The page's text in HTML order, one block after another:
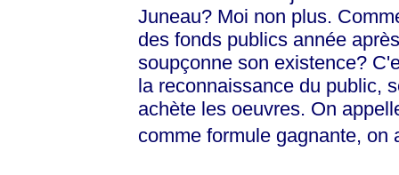
Juneau? Moi non plus.
des fonds publics année
soupçonne son existence?
la reconnaissance du public,
achète les oeuvres. On
comme formule gagnante, on